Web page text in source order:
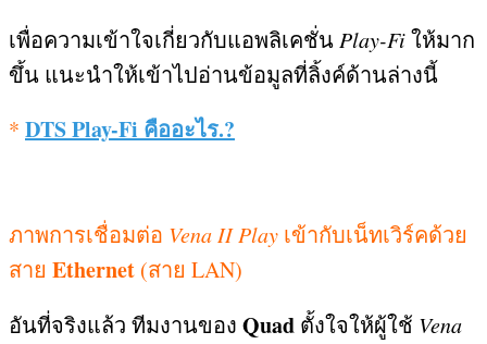
เพื่อความเข้าใจเกี่ยวกับแอพลิเคชั่น Play-Fiให้มาก
ขึ้น แนะนำให้เข้าไปอ่านข้อมูลที่ลิ้งค์ด้านล่างนี้
* DTS Play-Fi คืออะไร.?
ภาพการเชื่อมต่อ Vena II Play เข้ากับเน็ทเวิร์คด้วย
สาย Ethernet (สาย LAN)
อันที่จริงแล้ว ทีมงานของ Quad ตั้งใจให้ผู้ใช้ Vena